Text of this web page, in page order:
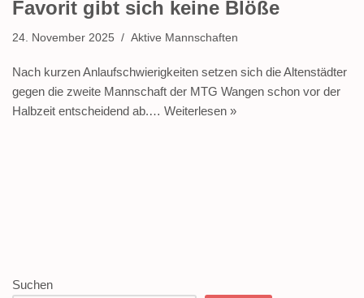
Favorit gibt sich keine Blöße
24. November 2025 Aktive Mannschaften
Nach kurzen Anlaufschwierigkeiten setzen sich die Altenstädter
gegen die zweite Mannschaft der MTG Wangen schon vor der
Halbzeit entscheidend ab.… Weiterlesen »
Suchen